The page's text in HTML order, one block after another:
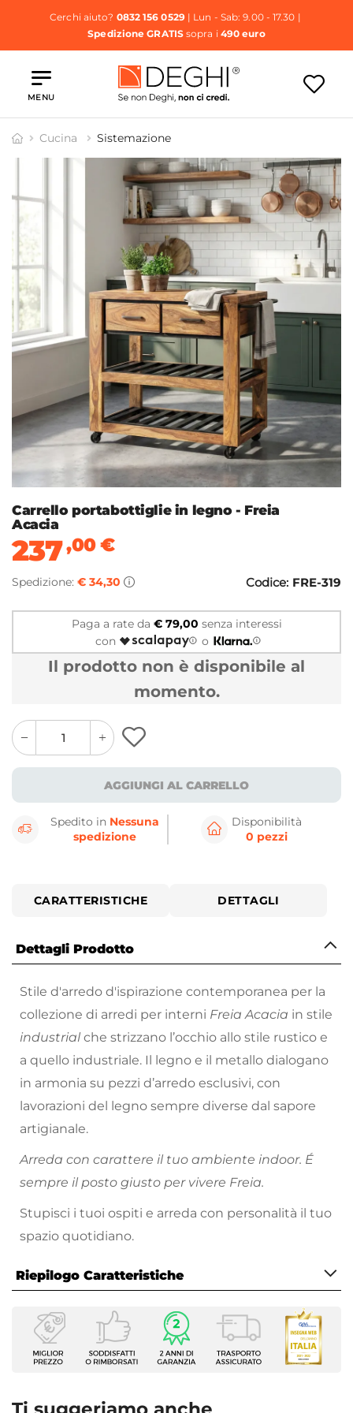
Cerchi aiuto? 0832 156 0529| Lun - Sab: 9.00 - 17.30 |
Spedizione GRATISsopra i 490 euro
MENU
Cucina Sistemazione
Carrello portabottiglie in legno - Freia
Acacia
237,00€
Spedizione: € 34,30 Codice: FRE-319
Paga a rate da € 79,00 senza interessi
con
o
Il prodotto non è disponibile al
momento.
quantity
button
quantity
minus
button
AGGIUNGI AL CARRELLO
Spedito in Nessuna
spedizione
Disponibilità
0 pezzi
CARATTERISTICHE DETTAGLI
Dettagli Prodotto
Stile d'arredo d'ispirazione contemporanea per la
collezione di arredi per interni Freia Acacia in stile
industrial che strizzano l’occhio allo stile rustico e
a quello industriale. Il legno e il metallo dialogano
in armonia su pezzi d’arredo esclusivi, con
lavorazioni del legno sempre diverse dal sapore
artigianale.
Arreda con carattere il tuo ambiente indoor. É
sempre il posto giusto per vivere Freia.
Stupisci i tuoi ospiti e arreda con personalità il tuo
spazio quotidiano.
Riepilogo Caratteristiche
Caratteristiche
Tipologia
Mobile multiuso
Freia Acacia